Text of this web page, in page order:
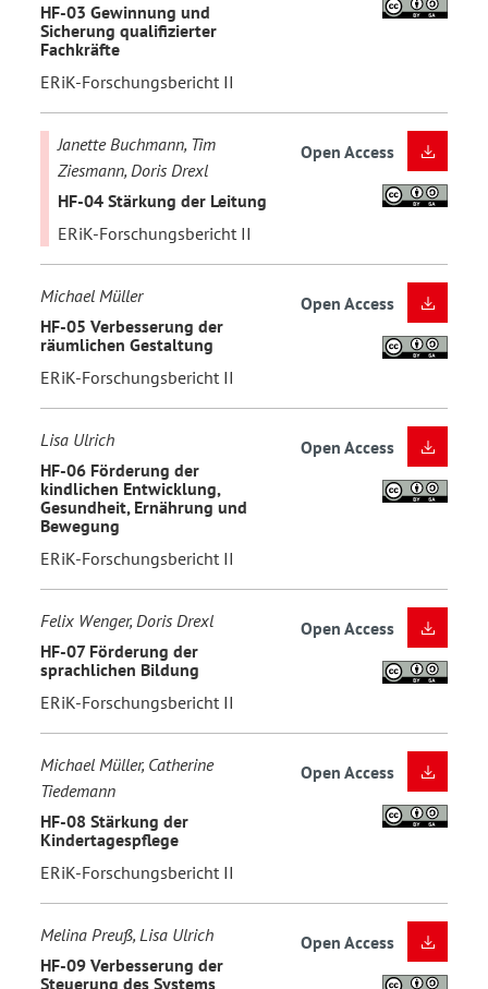
HF-03 Gewinnung und
Sicherung qualifizierter
Fachkräfte
ERiK-Forschungsbericht II
Janette Buchmann, Tim
Ziesmann, Doris Drexl
HF-04 Stärkung der Leitung
ERiK-Forschungsbericht II
Open Access
Michael Müller
HF-05 Verbesserung der
räumlichen Gestaltung
ERiK-Forschungsbericht II
Open Access
Lisa Ulrich
HF-06 Förderung der
kindlichen Entwicklung,
Gesundheit, Ernährung und
Bewegung
ERiK-Forschungsbericht II
Open Access
Felix Wenger, Doris Drexl
HF-07 Förderung der
sprachlichen Bildung
ERiK-Forschungsbericht II
Open Access
Michael Müller, Catherine
Tiedemann
HF-08 Stärkung der
Kindertagespflege
ERiK-Forschungsbericht II
Open Access
Melina Preuß, Lisa Ulrich
HF-09 Verbesserung der
Steuerung des Systems
Open Access